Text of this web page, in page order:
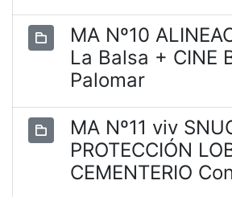
MA Nº10
La Balsa + CINE
Palomar
MA Nº11 viv
PROTECCIÓN
CEMENTERIO